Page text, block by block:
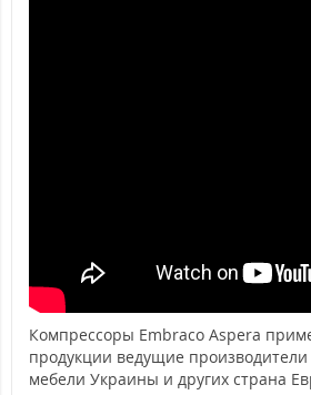
Компрессоры Embraco Aspera
продукции ведущие
мебели Украины и других страна